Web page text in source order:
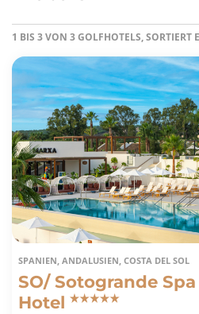
1 BIS 3 VON 3 GOLFHOTELS, SORTIERT
SPANIEN, ANDALUSIEN, COSTA DEL SOL
SO/ Sotogrande
Hotel